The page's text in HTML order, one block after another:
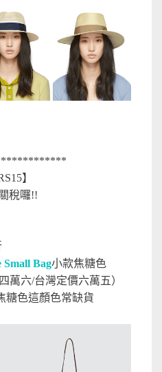
】
稅囉!!
Small Bag小款焦糖色
萬六/台灣定價六萬五）
糖色這顏色常缺貨